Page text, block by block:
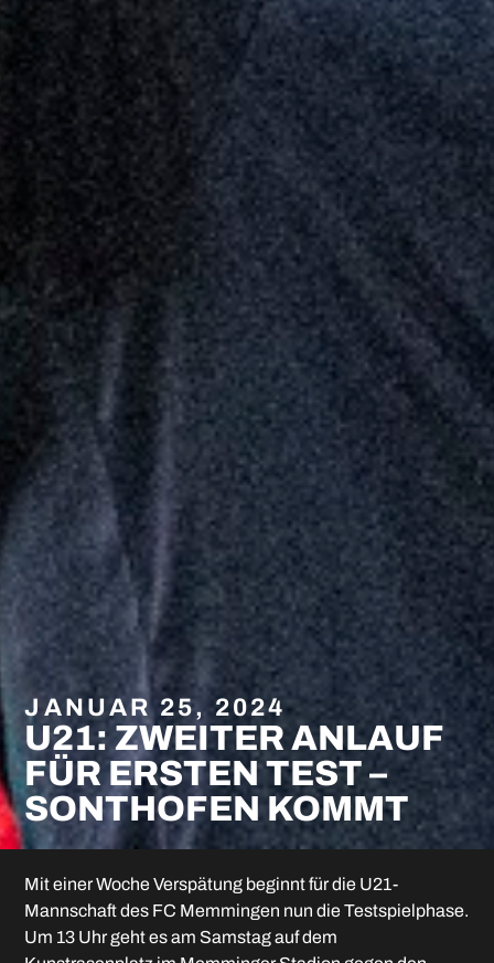
JANUAR 25, 2024
U21: ZWEITER ANLAUF
FÜR ERSTEN TEST –
SONTHOFEN KOMMT
Mit einer Woche Verspätung beginnt für die U21-
Mannschaft des FC Memmingen nun die Testspielphase.
Um 13 Uhr geht es am Samstag auf dem